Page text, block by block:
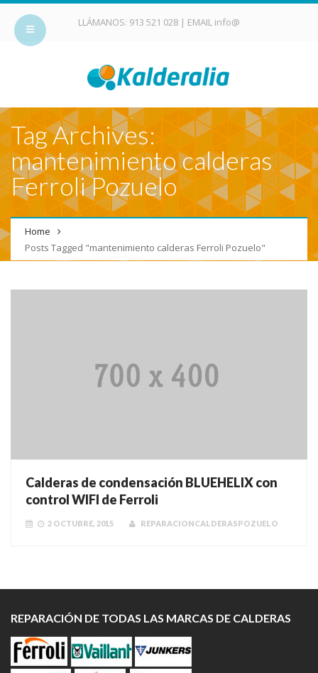
LLÁMANOS: 913 521 028 | EMAIL info@
Tag Archives:
mantenimiento calderas
Ferroli Pozuelo
Home
Posts Tagged "mantenimiento calderas Ferroli Pozuelo"
Calderas de condensación BLUEHELIX con
control WIFI de Ferroli
2 OCTUBRE, 2015 REPARACIONCALDERASPOZUELO
REPARACIÓN DE TODAS LAS MARCAS DE CALDERAS